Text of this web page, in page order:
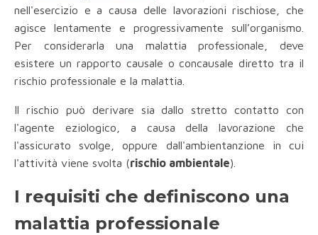
nell'esercizio e a causa delle lavorazioni rischiose, che
agisce lentamente e progressivamente sull’organismo.
Per considerarla una malattia professionale, deve
esistere un rapporto causale o concausale diretto tra il
rischio professionale e la malattia.
Il rischio può derivare sia dallo stretto contatto con
l'agente eziologico, a causa della lavorazione che
l'assicurato svolge, oppure dall'ambientanzione in cui
l'attività viene svolta (rischio ambientale).
I requisiti che definiscono una
malattia professionale